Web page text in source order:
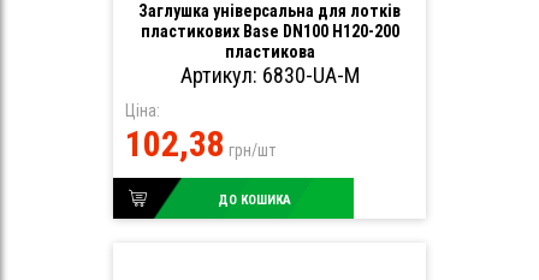
Заглушка універсальна для лотків
пластикових Base DN100 H120-200
пластикова
Артикул: 6830-UA-М
Ціна:
102,38 грн/шт
ДО КОШИКА